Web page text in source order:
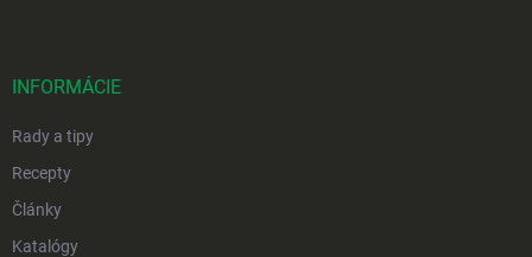
INFORMÁCIE
Rady a tipy
Recepty
Články
Katalógy